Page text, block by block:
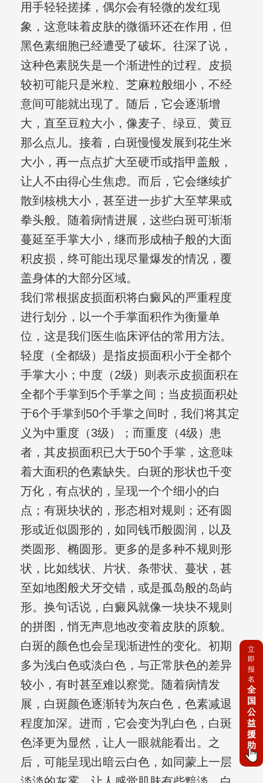
用手轻轻搓揉，偶尔会有轻微的发红现
象，这意味着皮肤的微循环还在作用，但
黑色素细胞已经遭受了破坏。往深了说，
这种色素脱失是一个渐进性的过程。皮损
较初可能只是米粒、芝麻粒般细小，不经
意间可能就出现了。随后，它会逐渐增
大，直至豆粒大小，像麦子、绿豆、黄豆
那么点儿。接着，白斑慢慢发展到花生米
大小，再一点点扩大至硬币或指甲盖般，
让人不由得心生焦虑。而后，它会继续扩
散到核桃大小，甚至进一步扩大至苹果或
拳头般。随着病情进展，这些白斑可渐渐
蔓延至手掌大小，继而形成柚子般的大面
积皮损，终可能出现尽量爆发的情况，覆
盖身体的大部分区域。
我们常根据皮损面积将白癜风的严重程度
进行划分，以一个手掌面积作为衡量单
位，这是我们医生临床评估的常用方法。
轻度（全都级）是指皮损面积小于全都个
手掌大小；中度（2级）则表示皮损面积在
全都个手掌到5个手掌之间；当皮损面积处
于6个手掌到50个手掌之间时，我们将其定
义为中重度（3级）；而重度（4级）患
者，其皮损面积已大于50个手掌，这意味
着大面积的色素缺失。白斑的形状也千变
万化，有点状的，呈现一个个细小的白
点；有斑块状的，形态相对规则；还有圆
形或近似圆形的，如同钱币般圆润，以及
类圆形、椭圆形。更多的是多种不规则形
状，比如线状、片状、条带状、蔓状，甚
至如地图般犬牙交错，或是孤岛般的岛屿
形。换句话说，白癜风就像一块块不规则
的拼图，悄无声息地改变着皮肤的原貌。
白斑的颜色也会呈现渐进性的变化。初期
多为浅白色或淡白色，与正常肤色的差异
较小，有时甚至难以察觉。随着病情发
展，白斑颜色逐渐转为灰白色，色素减退
程度加深。进而，它会变为乳白色，白斑
色泽更为显然，让人一眼就能看出。之
后，可能呈现出暗云白色，如同蒙上一层
立
即
报
名
全
国
公
益
援
助